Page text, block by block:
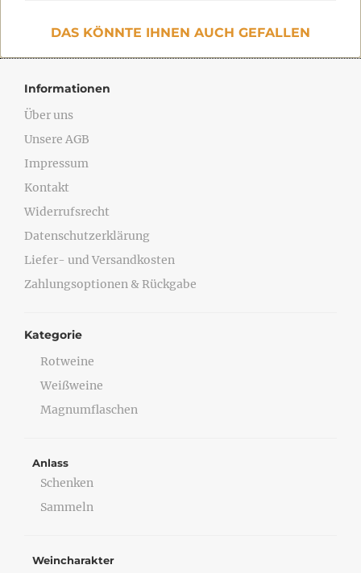
DAS KÖNNTE IHNEN AUCH GEFALLEN
Informationen
Über uns
Unsere AGB
Impressum
Kontakt
Widerrufsrecht
Datenschutzerklärung
Liefer- und Versandkosten
Zahlungsoptionen & Rückgabe
Kategorie
Rotweine
Weißweine
Magnumflaschen
Anlass
Schenken
Sammeln
Weincharakter